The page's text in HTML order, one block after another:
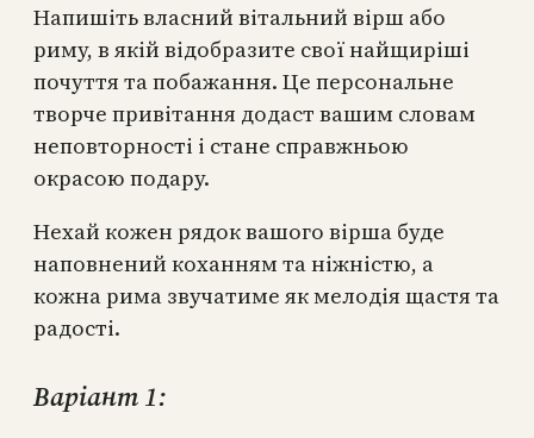
Напишіть власний вітальний вірш або
риму, в якій відобразите свої найщиріші
почуття та побажання. Це персональне
творче привітання додаст вашим словам
неповторності і стане справжньою
окрасою подару.
Нехай кожен рядок вашого вірша буде
наповнений коханням та ніжністю, а
кожна рима звучатиме як мелодія щастя та
радості.
Варіант 1: